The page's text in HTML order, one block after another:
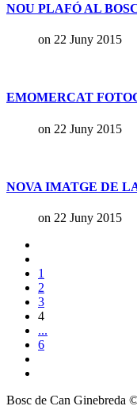
NOU PLAFÓ AL
on 22 Juny 2015
EMOMERCAT
on 22 Juny 2015
NOVA IMATGE DE
on 22 Juny 2015
1
2
3
4
...
6
Bosc de Can Ginebreda